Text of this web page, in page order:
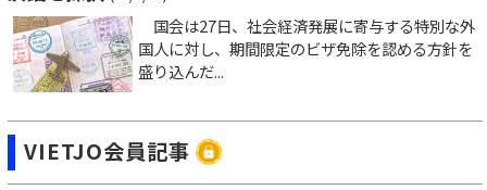
国会は27日、社会経済発展に寄与する特別な外
国人に対し、期間限定のビザ免除を認める方針を
盛り込んだ...
VIETJO会員記事